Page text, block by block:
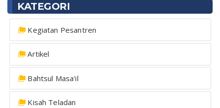
KATEGORI
Kegiatan Pesantren
Artikel
Bahtsul Masa'il
Kisah Teladan